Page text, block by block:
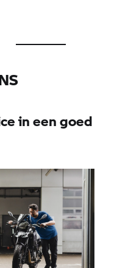
in een goed